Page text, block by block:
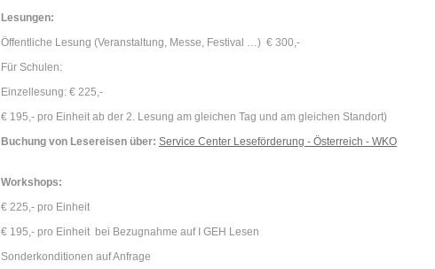
Lesungen:
Öffentliche Lesung (Veranstaltung, Messe, Festival …) € 300,-
Für Schulen:
Einzellesung: € 225,-
€ 195,- pro Einheit ab der 2. Lesung am gleichen Tag und am gleichen Standort)
Buchung von Lesereisen über: Service Center Leseförderung - Österreich - WKO
Workshops:
€ 225,- pro Einheit
€ 195,- pro Einheit bei Bezugnahme auf I GEH Lesen
Sonderkonditionen auf Anfrage